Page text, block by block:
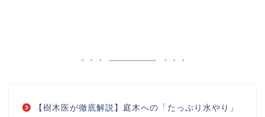
【樹木医が徹底解説】庭木への「たっぷり水やり」